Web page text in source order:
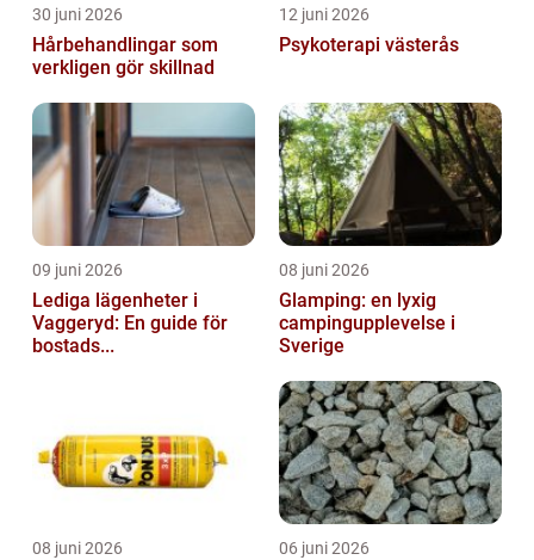
30 juni 2026
Hårbehandlingar som
verkligen gör skillnad
12 juni 2026
Psykoterapi västerås
09 juni 2026
Lediga lägenheter i
Vaggeryd: En guide för
bostads...
08 juni 2026
Glamping: en lyxig
campingupplevelse i
Sverige
08 juni 2026 06 juni 2026